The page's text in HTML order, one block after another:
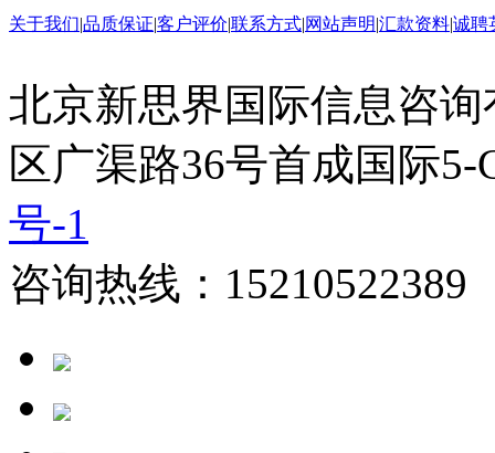
关于我们|品质保证|客户评价|联系方式|网站声明|汇款资料|诚聘
北京新思界国际信息咨
区广渠路36号首成国际
号-1
咨询热线：